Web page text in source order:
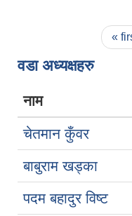
«
वडा अध्यक्षहरु
नाम
चेतमान कुँवर
बाबुराम खड्का
पदम बहादुर विष्ट